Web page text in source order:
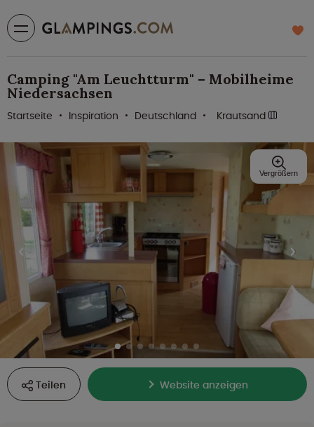
Camping "Am Leuchtturm" – Mobilheime
Niedersachsen
Startseite Inspiration Deutschland Krautsand
Teilen Website anzeigen
Vergrößern